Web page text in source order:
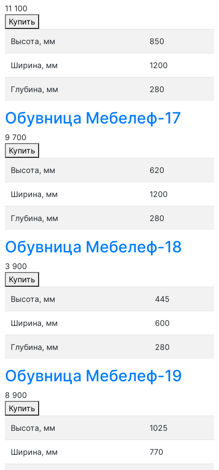
11 100
Купить
Высота, мм
850
Ширина, мм 1200
Глубина, мм 280
Обувница Мебелеф-17
9 700
Купить
Высота, мм
620
Ширина, мм 1200
Глубина, мм 280
Обувница Мебелеф-18
3 900
Купить
Высота, мм
445
Ширина, мм 600
Глубина, мм 280
Обувница Мебелеф-19
8 900
Купить
Высота, мм
1025
Ширина, мм 770